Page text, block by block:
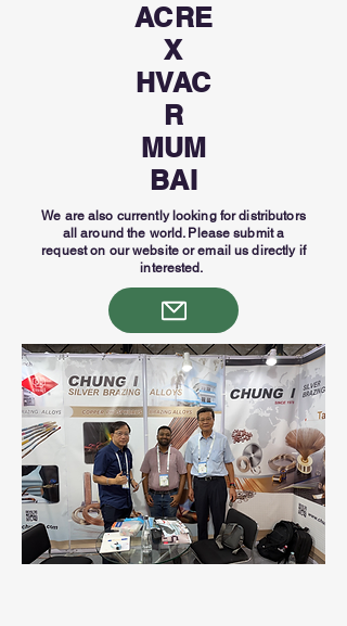
ACRE
X
HVAC
R
MUM
BAI
We are also currently looking for distributors
all around the world. Please submit a
request on our website or email us directly if
interested.